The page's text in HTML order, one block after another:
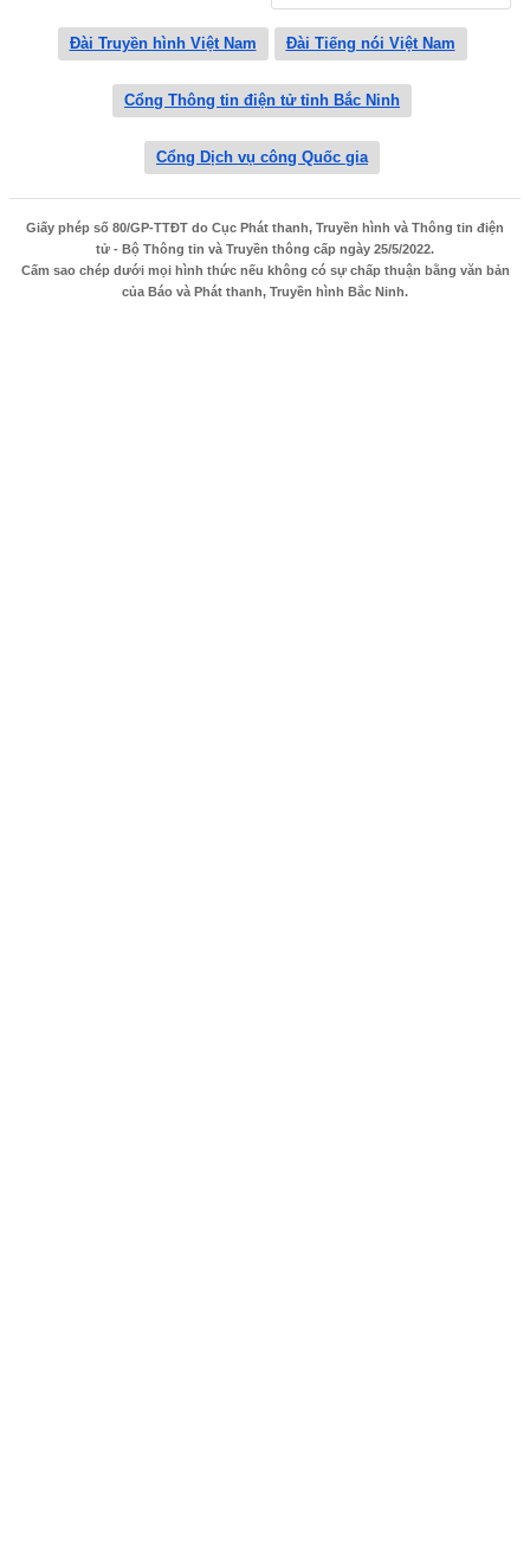
Đài Truyền hình Việt Nam Đài Tiếng nói Việt Nam
Cổng Thông tin điện tử tỉnh Bắc Ninh
Cổng Dịch vụ công Quốc gia
Giấy phép số 80/GP-TTĐT do Cục Phát thanh, Truyền hình và Thông tin điện
tử - Bộ Thông tin và Truyền thông cấp ngày 25/5/2022.
Cấm sao chép dưới mọi hình thức nếu không có sự chấp thuận bằng văn bản
của Báo và Phát thanh, Truyền hình Bắc Ninh.